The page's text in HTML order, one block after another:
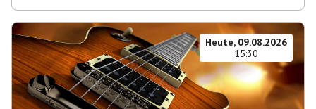
Heute, 09.08.2026
15:30